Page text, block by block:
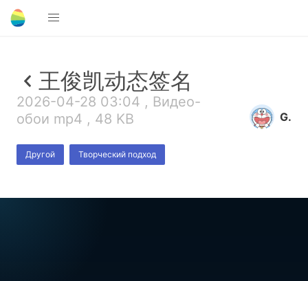
王俊凯动态签名
2026-04-28 03:04 , Видео-
обои mp4 , 48 KB
Другой Творческий подход
G.